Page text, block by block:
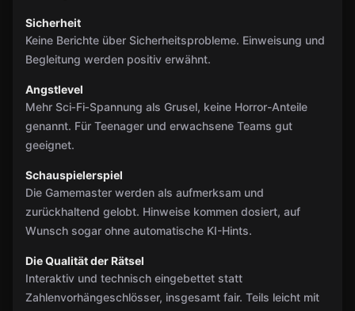
Sicherheit
Keine Berichte über Sicherheitsprobleme. Einweisung und
Begleitung werden positiv erwähnt.
Angstlevel
Mehr Sci‑Fi‑Spannung als Grusel, keine Horror-Anteile
genannt. Für Teenager und erwachsene Teams gut
geeignet.
Schauspielerspiel
Die Gamemaster werden als aufmerksam und
zurückhaltend gelobt. Hinweise kommen dosiert, auf
Wunsch sogar ohne automatische KI-Hints.
Die Qualität der Rätsel
Interaktiv und technisch eingebettet statt
Zahlenvorhängeschlösser, insgesamt fair. Teils leicht mit